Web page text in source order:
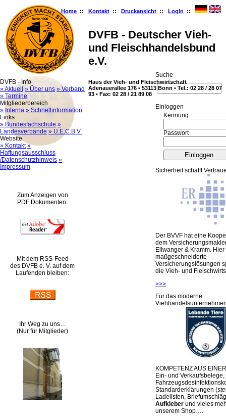
Home :: Kontakt :: Druckansicht :: LogIn ::
DVFB - Deutscher Vieh-
und Fleischhandelsbund
e.V.
Haus der Vieh- und Fleischwirtschaft
Adenauerallee 176 • 53113 Bonn • Tel.: 02 28 / 28 07
93 • Fax: 02 28 / 21 89 08
DVFB - Info
» Aktuell
» Über uns » Verband
» Termine
Mitgliederbereich
» Interna » Schnellinformation
Links
» Bundesfachschule »
Landesverbände » U.E.C.B.V.
Website
» Kontakt »
Haftungsausschluss
/Datenschutzhinweis »
Impressum
Zum Anzeigen von
PDF Dokumenten:
Mit dem RSS-Feed
des DVFB e. V. auf dem
Laufenden bleiben:
Ihr Weg zu uns…
(Nur für Mitglieder)
Suche
Ein­log­gen
Kennung
Passwort
Sicherheit schafft
Der BVVF hat eine
dem
Ellwanger & Kramm.
maßgeschneiderte
Versicherungslösungen
die Vieh- und
>>>
Für das moderne
KOMPETENZ AUS
Ein- und Verkaufsbelege,
Standarderklärungen (
Ladelisten,
Aufkleber und vieles
unserem Shop….